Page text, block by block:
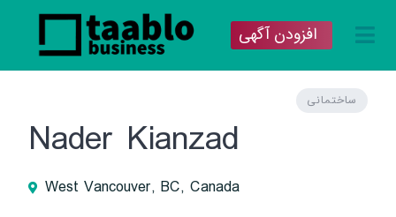
افزودن آگهی
ساختمانی
Nader Kianzad
West Vancouver, BC, Canada